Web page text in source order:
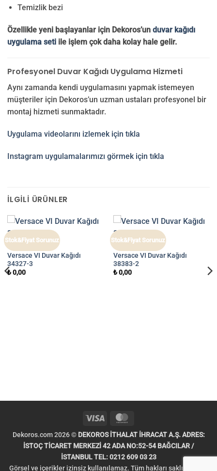
Temizlik bezi
Özellikle yeni başlayanlar için Dekoros’un duvar kağıdı
uygulama seti ile işlem çok daha kolay hale gelir.
Profesyonel Duvar Kağıdı Uygulama Hizmeti
Aynı zamanda kendi uygulamasını yapmak istemeyen
müşteriler için Dekoros’un uzman ustaları profesyonel bir
montaj hizmeti sunmaktadır.
Uygulama videolarını izlemek için tıkla
Instagram uygulamalarımızı görmek için tıkla
İLGILI ÜRÜNLER
Stok&Fiyat Sorunuz
VERSACE VI
Versace VI Duvar Kağıdı
34327-3
₺0,00
Stok&Fiyat Sorunuz
VERSACE VI
Versace VI Duvar Kağıdı
38383-2
₺0,00
Visa
Dekoros.com 2026 © DEKOROS İTHALAT İHRACAT A.Ş. ADRES:
İSTOÇ TİCARET MERKEZİ 42 ADA NO:52-54 BAĞCILAR /
İSTANBUL TEL: 0212 609 03 23
Görsel ve içerikler izinsiz kullanılamaz. Tüm hakları saklıdır. Telif